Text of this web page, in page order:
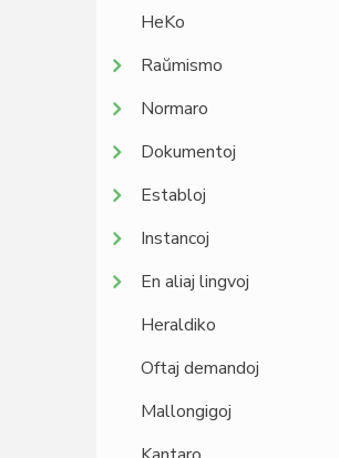
HeKo
Raŭmismo
Normaro
Dokumentoj
Establoj
Instancoj
En aliaj lingvoj
Heraldiko
Oftaj demandoj
Mallongigoj